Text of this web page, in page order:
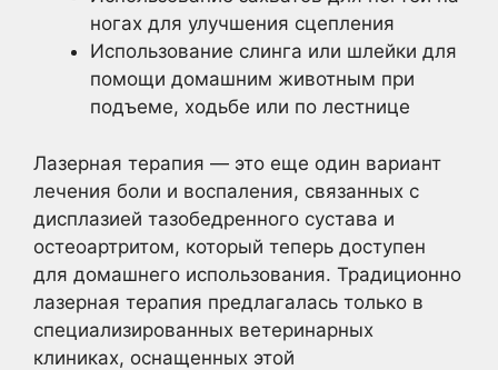
ногах для улучшения сцепления
Использование слинга или шлейки для
помощи домашним животным при
подъеме, ходьбе или по лестнице
Лазерная терапия — это еще один вариант
лечения боли и воспаления, связанных с
дисплазией тазобедренного сустава и
остеоартритом, который теперь доступен
для домашнего использования. Традиционно
лазерная терапия предлагалась только в
специализированных ветеринарных
клиниках, оснащенных этой